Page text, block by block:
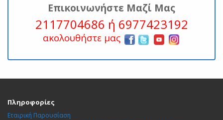
Επικοινωνήστε Μαζί Μας
2117704686 ή 6977423192
ακολουθήστε μας
Πληροφορίες
Εταιρική Παρουσίαση